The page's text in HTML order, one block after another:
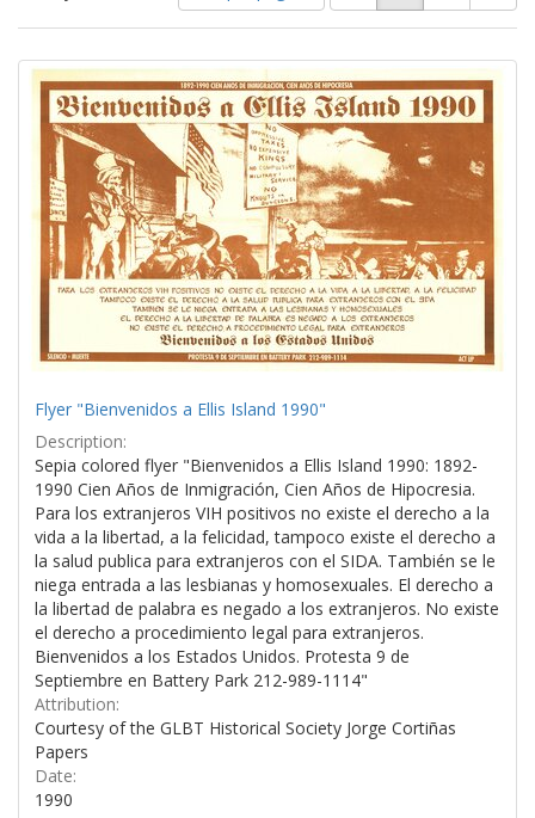
results
display
per
page
as:
Search
Results
Flyer "Bienvenidos a Ellis Island 1990"
Description:
Sepia colored flyer "Bienvenidos a Ellis Island 1990: 1892-
1990 Cien Años de Inmigración, Cien Años de Hipocresia.
Para los extranjeros VIH positivos no existe el derecho a la
vida a la libertad, a la felicidad, tampoco existe el derecho a
la salud publica para extranjeros con el SIDA. También se le
niega entrada a las lesbianas y homosexuales. El derecho a
la libertad de palabra es negado a los extranjeros. No existe
el derecho a procedimiento legal para extranjeros.
Bienvenidos a los Estados Unidos. Protesta 9 de
Septiembre en Battery Park 212-989-1114"
Attribution:
Courtesy of the GLBT Historical Society Jorge Cortiñas
Papers
Date:
1990